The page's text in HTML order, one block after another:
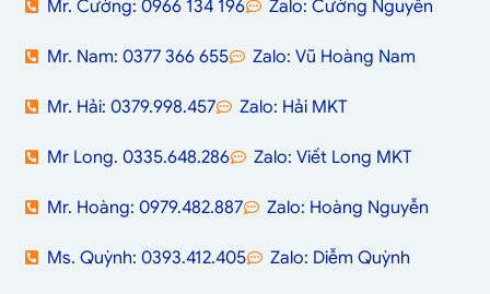
Mr. Cường: 0966 134 196 Zalo: Cường Nguyễn
Mr. Nam: 0377 366 655 Zalo: Vũ Hoàng Nam
Mr. Hải: 0379.998.457 Zalo: Hải MKT
Mr Long. 0335.648.286 Zalo: Viết Long MKT
Mr. Hoàng: 0979.482.887 Zalo: Hoàng Nguyễn
Ms. Quỳnh: 0393.412.405 Zalo: Diễm Quỳnh